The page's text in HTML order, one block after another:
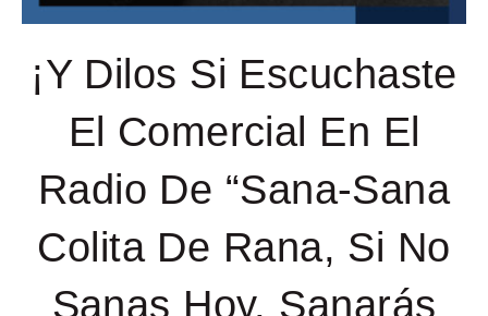
¡Y Dilos Si Escuchaste
El Comercial En El
Radio De “Sana-Sana
Colita De Rana, Si No
Sanas Hoy, Sanarás